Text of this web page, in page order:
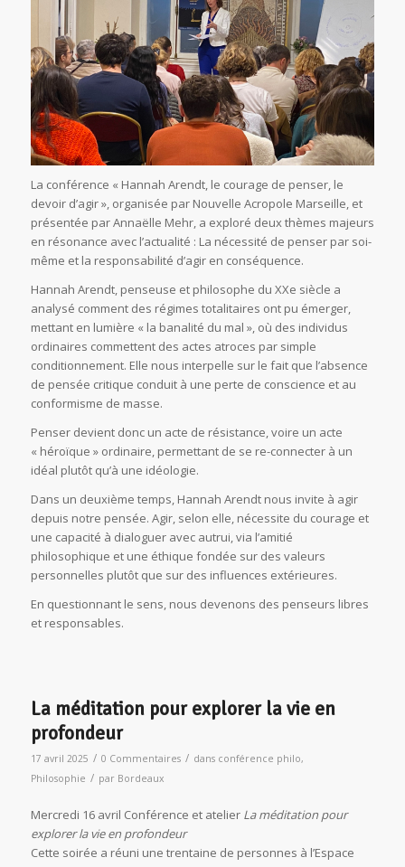
La conférence « Hannah Arendt, le courage de penser, le
devoir d’agir », organisée par Nouvelle Acropole Marseille, et
présentée par Annaëlle Mehr, a exploré deux thèmes majeurs
en résonance avec l’actualité : La nécessité de penser par soi-
même et la responsabilité d’agir en conséquence.
Hannah Arendt, penseuse et philosophe du XXe siècle a
analysé comment des régimes totalitaires ont pu émerger,
mettant en lumière « la banalité du mal », où des individus
ordinaires commettent des actes atroces par simple
conditionnement. Elle nous interpelle sur le fait que l’absence
de pensée critique conduit à une perte de conscience et au
conformisme de masse.
Penser devient donc un acte de résistance, voire un acte
« héroïque » ordinaire, permettant de se re-connecter à un
idéal plutôt qu’à une idéologie.
Dans un deuxième temps, Hannah Arendt nous invite à agir
depuis notre pensée. Agir, selon elle, nécessite du courage et
une capacité à dialoguer avec autrui, via l’amitié
philosophique et une éthique fondée sur des valeurs
personnelles plutôt que sur des influences extérieures.
En questionnant le sens, nous devenons des penseurs libres
et responsables.
La méditation pour explorer la vie en
profondeur
17 avril 2025 / 0 Commentaires / dans conférence philo,
Philosophie / par Bordeaux
Mercredi 16 avril Conférence et atelier La méditation pour
explorer la vie en profondeur
Cette soirée a réuni une trentaine de personnes à l’Espace